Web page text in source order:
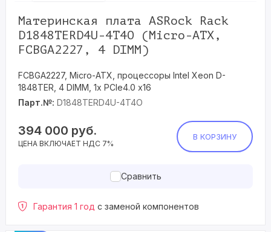
Материнская плата ASRock Rack
D1848TERD4U-4T4O (Micro-ATX,
FCBGA2227, 4 DIMM)
FCBGA2227, Micro-ATX, процессоры Intel Xeon D-
1848TER, 4 DIMM, 1x PCIe4.0 x16
Парт.№: D1848TERD4U-4T4O
394 000 руб.
ЦЕНА ВКЛЮЧАЕТ НДС 7%
В КОРЗИНУ
Сравнить
Гарантия 1 год с заменой компонентов